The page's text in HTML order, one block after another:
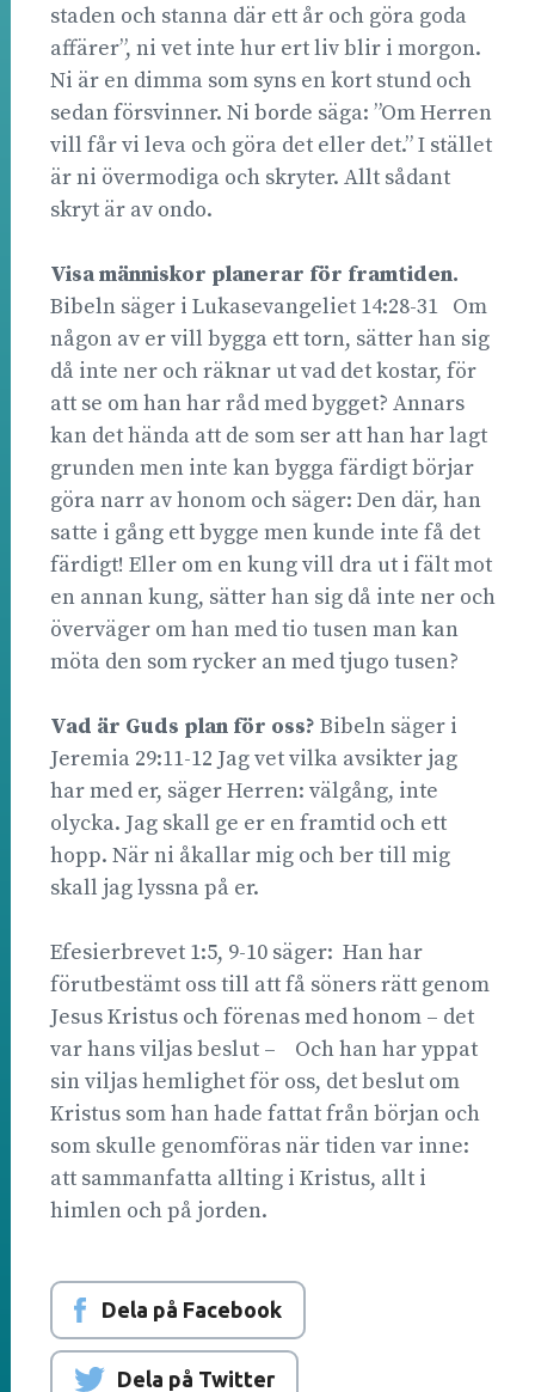
staden och stanna där ett år och göra goda
affärer”, ni vet inte hur ert liv blir i morgon.
Ni är en dimma som syns en kort stund och
sedan försvinner. Ni borde säga: ”Om Herren
vill får vi leva och göra det eller det.” I stället
är ni övermodiga och skryter. Allt sådant
skryt är av ondo.
Visa människor planerar för framtiden.
Bibeln säger i Lukasevangeliet 14:28-31 Om
någon av er vill bygga ett torn, sätter han sig
då inte ner och räknar ut vad det kostar, för
att se om han har råd med bygget? Annars
kan det hända att de som ser att han har lagt
grunden men inte kan bygga färdigt börjar
göra narr av honom och säger: Den där, han
satte i gång ett bygge men kunde inte få det
färdigt! Eller om en kung vill dra ut i fält mot
en annan kung, sätter han sig då inte ner och
överväger om han med tio tusen man kan
möta den som rycker an med tjugo tusen?
Vad är Guds plan för oss? Bibeln säger i
Jeremia 29:11-12 Jag vet vilka avsikter jag
har med er, säger Herren: välgång, inte
olycka. Jag skall ge er en framtid och ett
hopp. När ni åkallar mig och ber till mig
skall jag lyssna på er.
Efesierbrevet 1:5, 9-10 säger: Han har
förutbestämt oss till att få söners rätt genom
Jesus Kristus och förenas med honom – det
var hans viljas beslut – Och han har yppat
sin viljas hemlighet för oss, det beslut om
Kristus som han hade fattat från början och
som skulle genomföras när tiden var inne:
att sammanfatta allting i Kristus, allt i
himlen och på jorden.
Dela på Facebook
Dela på Twitter